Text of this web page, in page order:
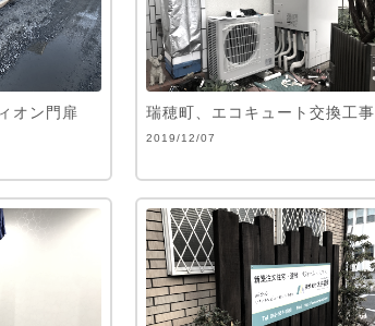
オン門扉
瑞穂町、エコキュート交換工事
2019/12/07